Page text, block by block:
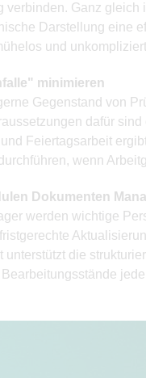
Ganz gleich
Darstellung eine
und
minimieren
Gegenstand von
dafür
Feiertagsarbeit
wenn
Dokumenten
werden wichtige
die